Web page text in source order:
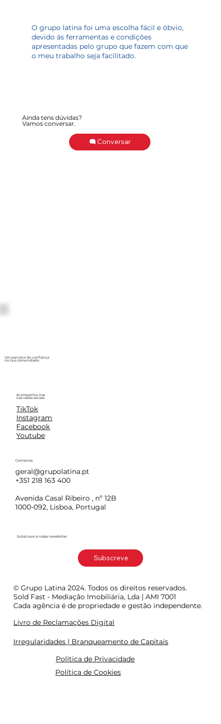
O grupo latina foi uma escolha fácil e óbvio,
devido ás ferramentas e condições
apresentadas pelo grupo que fazem com que
o meu trabalho seja facilitado.
Ainda tens dúvidas?
Vamos conversar.
Conversar
Um parceiro de confiança
na tua comunidade.
Acompanha-nos
nas redes sociais
TikTok
Instagram
Facebook
Youtube
Contactos
geral@grupolatina.pt
+351 218 163 400
Avenida Casal Ribeiro , nº 12B
1000-092, Lisboa, Portugal
Subscreve a nossa newsletter.
Subscreve
Política de Privacidade
Política de Cookies
© Grupo Latina 2024. Todos os direitos reservados.
Sold Fast - Mediação Imobiliária, Lda | AMI 7001
Cada agência é de propriedade e gestão independente.
Livro de Reclamações Digital
Irregularidades | Branqueamento de Capitais